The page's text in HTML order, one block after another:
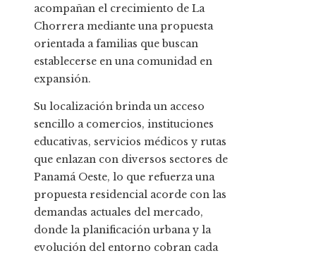
acompañan el crecimiento de La
Chorrera mediante una propuesta
orientada a familias que buscan
establecerse en una comunidad en
expansión.
Su localización brinda un acceso
sencillo a comercios, instituciones
educativas, servicios médicos y rutas
que enlazan con diversos sectores de
Panamá Oeste, lo que refuerza una
propuesta residencial acorde con las
demandas actuales del mercado,
donde la planificación urbana y la
evolución del entorno cobran cada